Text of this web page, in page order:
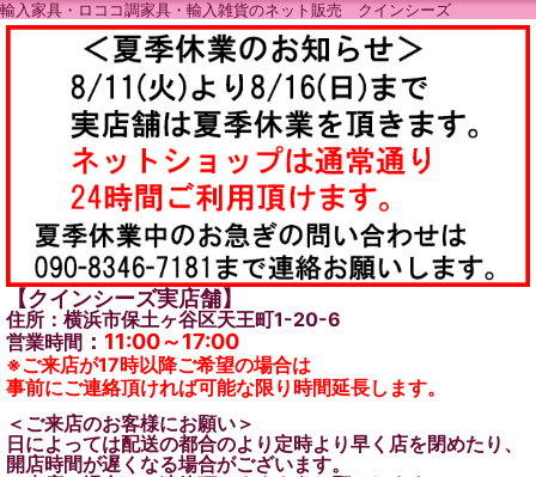
輸入家具・ロココ調家具・輸入雑貨のネット販売 クインシーズ
【クインシーズ実店舗】
住所：横浜市保土ヶ谷区天王町1-20-6
営業時間 ： 11:00～17:00
※ご来店が17時以降ご希望の場合は
事前にご連絡頂ければ可能な限り時間延長します。
＜ご来店のお客様にお願い＞
日によっては配送の都合のより定時より早く店を閉めたり、
開店時間が遅くなる場合がございます。